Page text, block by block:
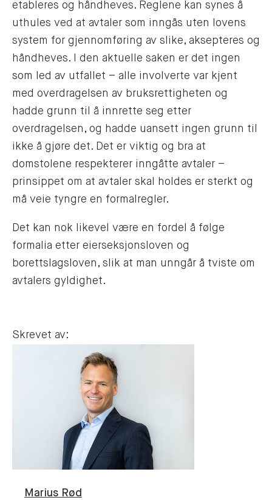
etableres og håndheves. Reglene kan synes å
uthules ved at avtaler som inngås uten lovens
system for gjennomføring av slike, aksepteres og
håndheves. I den aktuelle saken er det ingen
som led av utfallet – alle involverte var kjent
med overdragelsen av bruksrettigheten og
hadde grunn til å innrette seg etter
overdragelsen, og hadde uansett ingen grunn til
ikke å gjøre det. Det er viktig og bra at
domstolene respekterer inngåtte avtaler –
prinsippet om at avtaler skal holdes er sterkt og
må veie tyngre en formalregler.
Det kan nok likevel være en fordel å følge
formalia etter eierseksjonsloven og
borettslagsloven, slik at man unngår å tviste om
avtalers gyldighet.
Skrevet av:
Marius Rød